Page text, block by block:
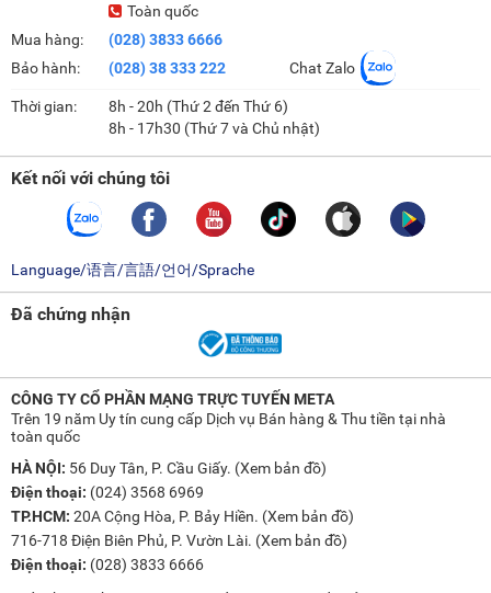
Mua hàng:
Bảo hành:
Toàn quốc
(028) 3833 6666
(028) 38 333 222
Chat Zalo
Thời gian:
8h - 20h (Thứ 2 đến Thứ 6)
8h - 17h30 (Thứ 7 và Chủ nhật)
Kết nối với chúng tôi
Language/语言/言語/언어/Sprache
Đã chứng nhận
CÔNG TY CỔ PHẦN MẠNG TRỰC TUYẾN META
Trên 19 năm Uy tín cung cấp Dịch vụ Bán hàng & Thu tiền tại nhà
toàn quốc
HÀ NỘI: 56 Duy Tân, P. Cầu Giấy. (Xem bản đồ)
Điện thoại: (024) 3568 6969
TP.HCM: 20A Cộng Hòa, P. Bảy Hiền. (Xem bản đồ)
716-718 Điện Biên Phủ, P. Vườn Lài. (Xem bản đồ)
Điện thoại: (028) 3833 6666